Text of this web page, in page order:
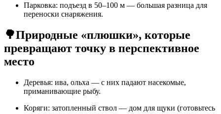
Парковка: подъезд в 50–100 м — большая разница для
переноски снаряжения.
🌳Природные «плюшки», которые
превращают точку в перспективное
место
Деревья: ива, ольха — с них падают насекомые,
приманивающие рыбу.
Коряги: затопленный ствол — дом для щуки (готовьтесь